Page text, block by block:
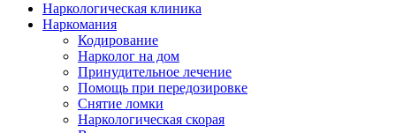
Наркологическая клиника
Наркомания
Кодирование
Нарколог на дом
Принудительное лечение
Помощь при передозировке
Снятие ломки
Наркологическая скорая